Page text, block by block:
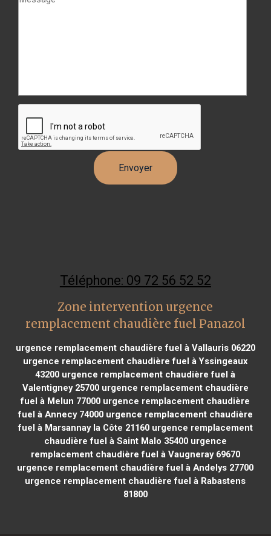
Téléphone: 09 72 56 52 52
Zone intervention urgence
remplacement chaudière fuel Panazol
urgence remplacement chaudière fuel à Vallauris 06220
urgence remplacement chaudière fuel à Yssingeaux
43200 urgence remplacement chaudière fuel à
Valentigney 25700urgence remplacement chaudière
fuel à Melun 77000 urgence remplacement chaudière
fuel à Annecy 74000urgence remplacement chaudière
fuel à Marsannay la Côte 21160urgence remplacement
chaudière fuel à Saint Malo 35400urgence
remplacement chaudière fuel à Vaugneray 69670
urgence remplacement chaudière fuel à Andelys 27700
urgence remplacement chaudière fuel à Rabastens
81800